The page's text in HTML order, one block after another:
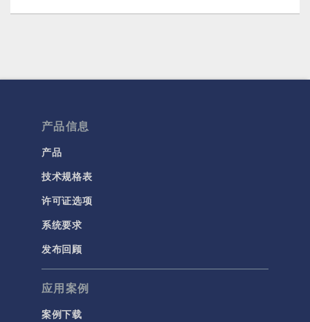
产品信息
产品
技术规格表
许可证选项
系统要求
发布回顾
应用案例
案例下载